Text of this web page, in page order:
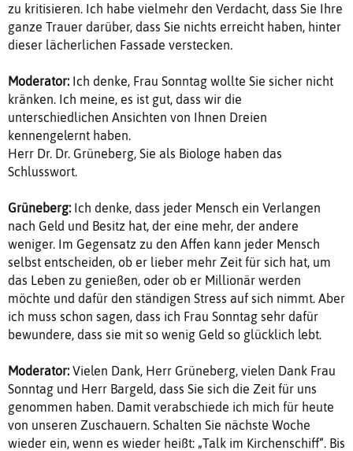
zu kritisieren. Ich habe vielmehr den Verdacht, dass Sie Ihre
ganze Trauer darüber, dass Sie nichts erreicht haben, hinter
dieser lächerlichen Fassade verstecken.
Moderator: Ich denke, Frau Sonntag wollte Sie sicher nicht
kränken. Ich meine, es ist gut, dass wir die
unterschiedlichen Ansichten von Ihnen Dreien
kennengelernt haben.
Herr Dr. Dr. Grüneberg, Sie als Biologe haben das
Schlusswort.
Grüneberg: Ich denke, dass jeder Mensch ein Verlangen
nach Geld und Besitz hat, der eine mehr, der andere
weniger. Im Gegensatz zu den Affen kann jeder Mensch
selbst entscheiden, ob er lieber mehr Zeit für sich hat, um
das Leben zu genießen, oder ob er Millionär werden
möchte und dafür den ständigen Stress auf sich nimmt. Aber
ich muss schon sagen, dass ich Frau Sonntag sehr dafür
bewundere, dass sie mit so wenig Geld so glücklich lebt.
Moderator: Vielen Dank, Herr Grüneberg, vielen Dank Frau
Sonntag und Herr Bargeld, dass Sie sich die Zeit für uns
genommen haben. Damit verabschiede ich mich für heute
von unseren Zuschauern. Schalten Sie nächste Woche
wieder ein, wenn es wieder heißt: „Talk im Kirchenschiff“. Bis